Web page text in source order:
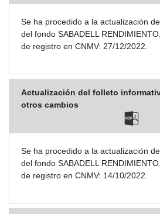
Se ha procedido a la actualización
del fondo SABADELL
de registro en CNMV: 27/12/2022.
Actualización del folleto
otros cambios
Se ha procedido a la actualización
del fondo SABADELL
de registro en CNMV: 14/10/2022.